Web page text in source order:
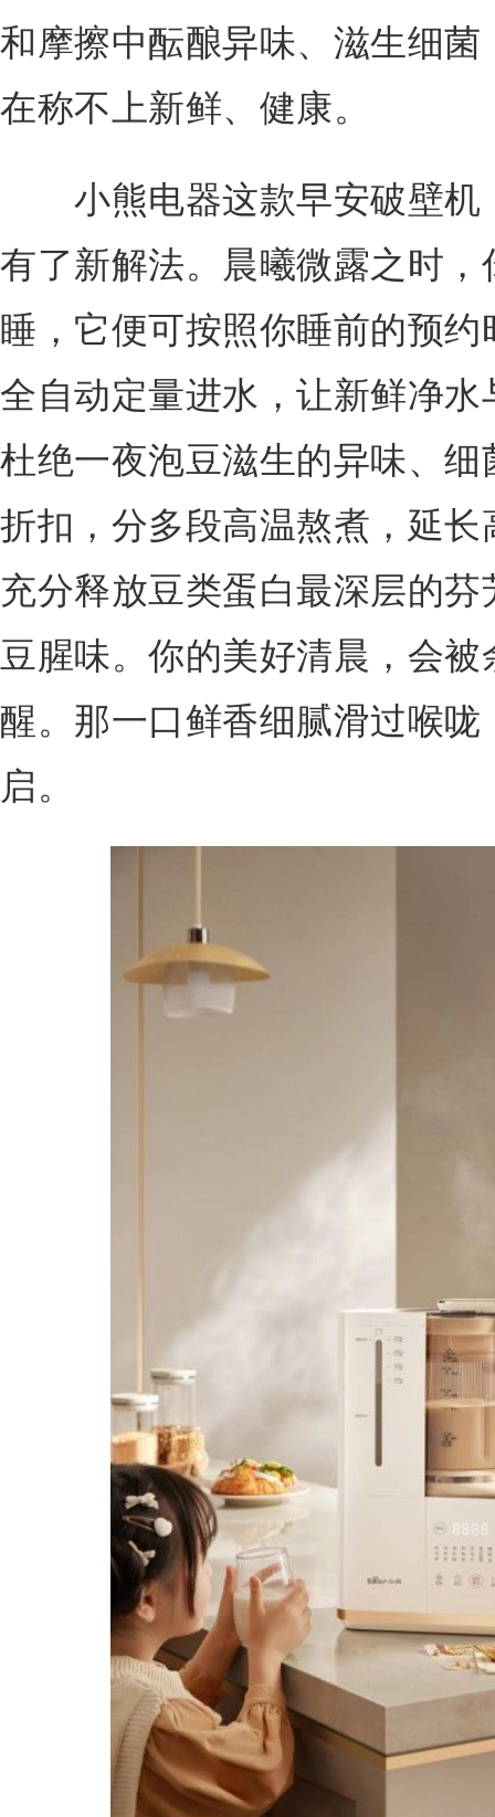
和摩擦中酝酿异味、滋生细
在称不上新鲜、健康。
小熊电器这款早安破壁机
有了新解法。晨曦微露之时
睡，它便可按照你睡前的预
全自动定量进水，让新鲜净水
杜绝一夜泡豆滋生的异味、
折扣，分多段高温熬煮，延
充分释放豆类蛋白最深层的
豆腥味。你的美好清晨，会
醒。那一口鲜香细腻滑过喉
启。